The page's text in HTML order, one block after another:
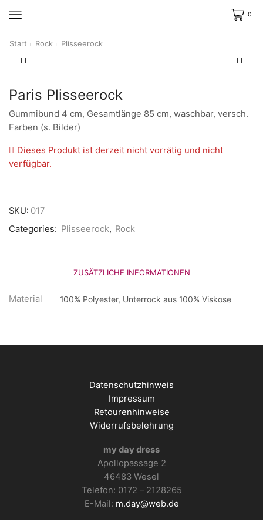
0
Start Rock Plisseerock
Paris Plisseerock
Gummibund 4 cm, Gesamtlänge 85 cm, waschbar, versch.
Farben (s. Bilder)
Dieses Produkt ist derzeit nicht vorrätig und nicht
verfügbar.
SKU: 017
Categories: Plisseerock, Rock
ZUSÄTZLICHE INFORMATIONEN
Material 100% Polyester, Unterrock aus 100% Viskose
Datenschutzhinweis
Impressum
Retourenhinweise
Widerrufsbelehrung
my day dress
Apollopassage 2
46483 Wesel
Telefon: 0172 – 2128265
E-Mail: m.day@web.de